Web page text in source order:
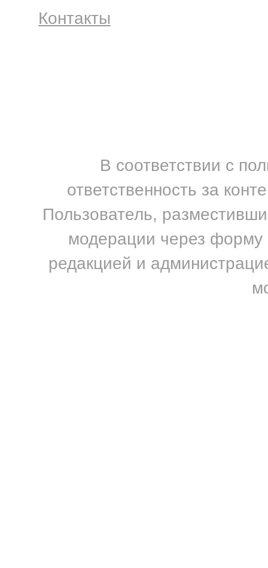
Контакты
В соответствии с
ответственность за
Пользователь,
модерации через форму
редакцией и